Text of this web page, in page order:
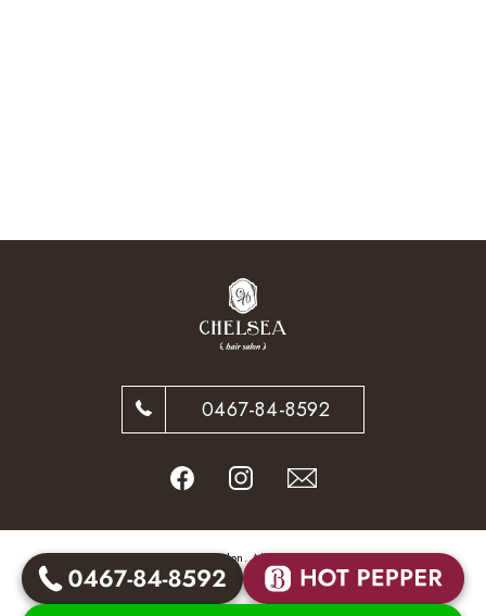
0467-84-8592
© CHELSEA hair salon. All Rights Reserved.